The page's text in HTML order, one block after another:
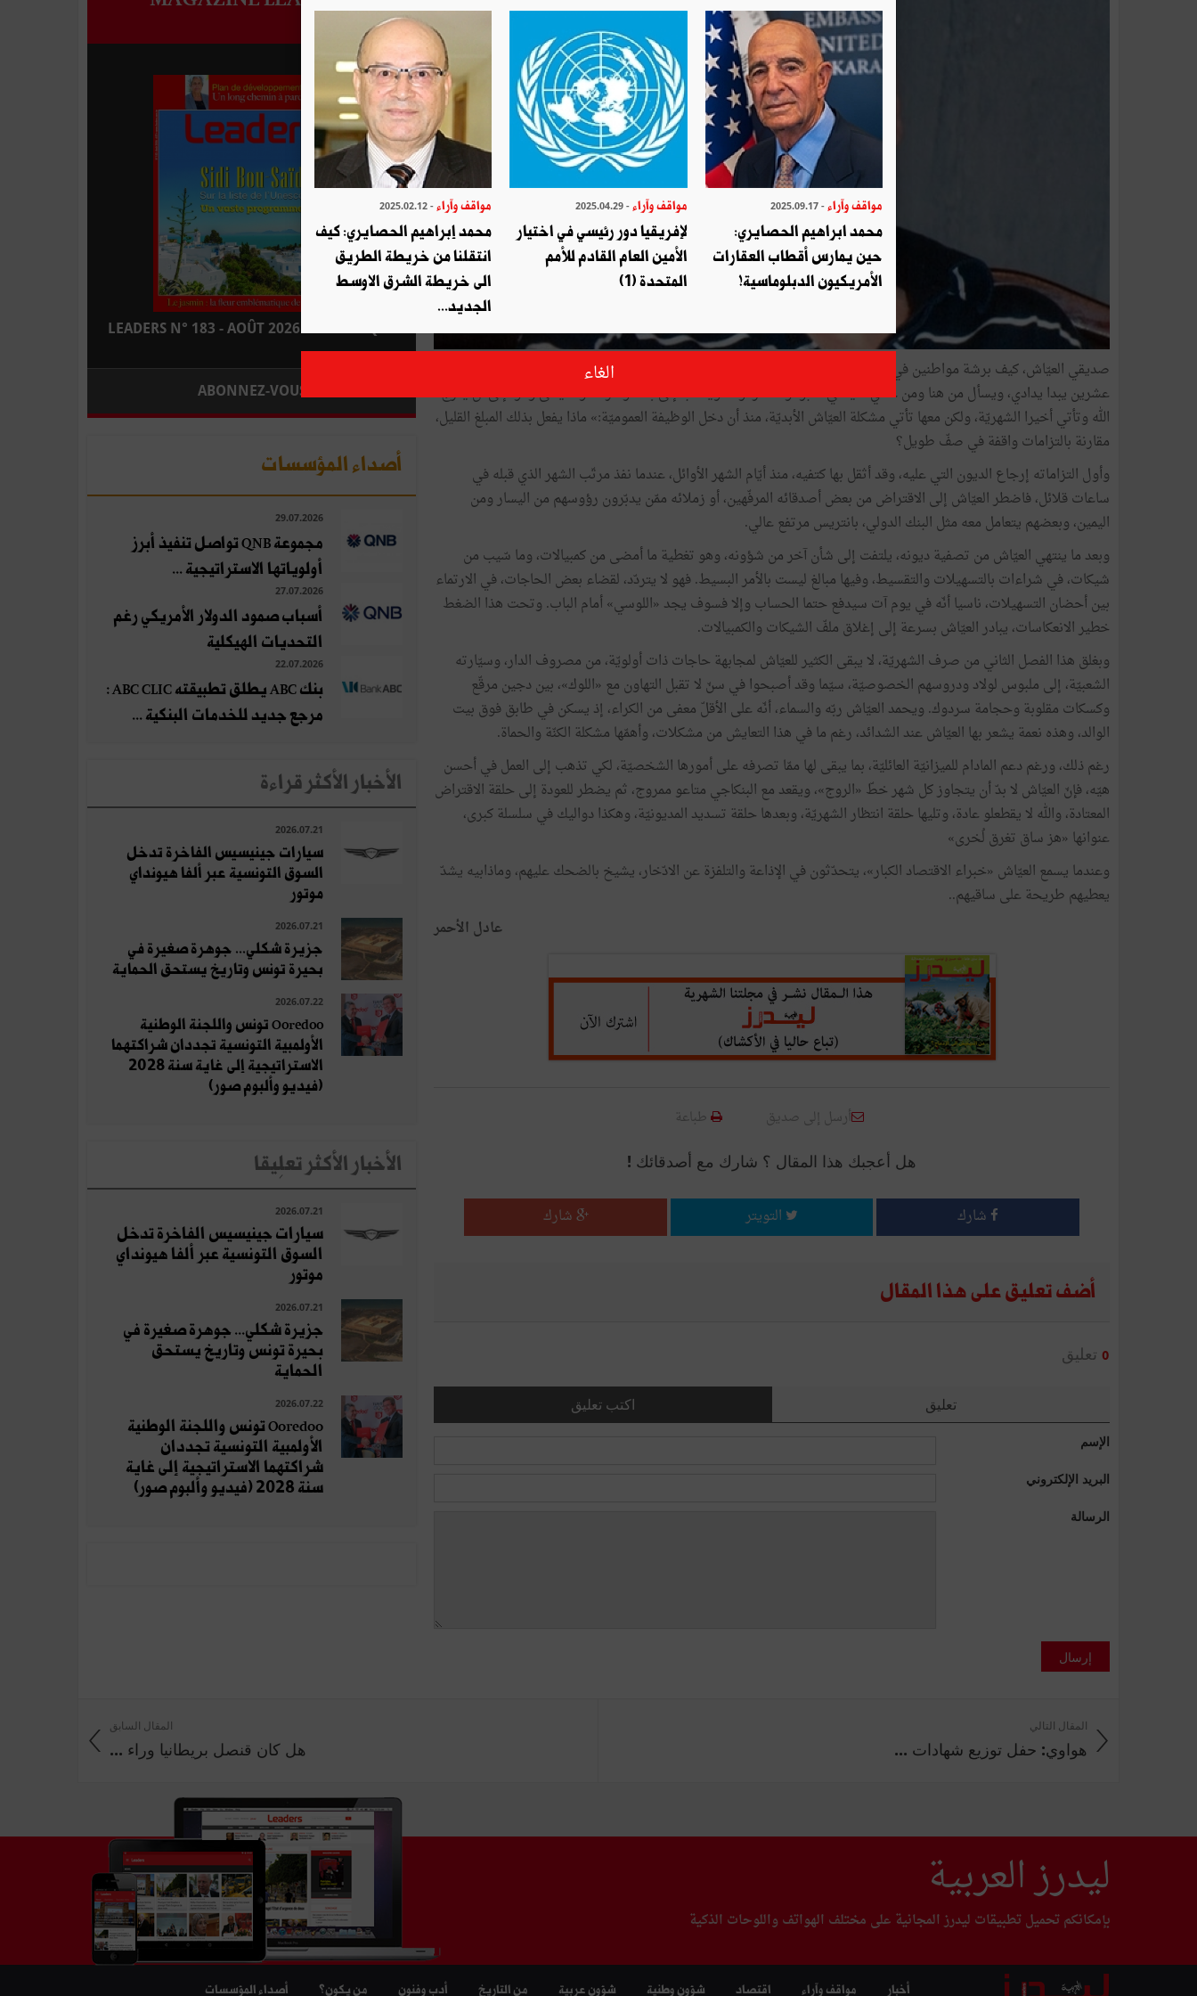
صديقي العيّاش، كيف برشة مواطنين في البلاد هاذية، عايش على شهريّة، ينتظر راس الشهر، على أحرّ من الجمر، ومن نهار
عشرين يبدا يدادي، ويسأل من هنا ومن غادي:» ياخي صبّوا والا مازالوا؟، ويذهب إلى بانكتو مرات وما يلقى والو، إلى أن يفرج
الله وتأتي أخيرا الشهريّة، ولكن معها تأتي مشكلة العيّاش الأبديّة، منذ أن دخل الوظيفة العموميّة:» ماذا يفعل بذلك المبلغ القليل،
مقارنة بالتزامات واقفة في صفّ طويل؟
وأول التزاماته إرجاع الديون التي عليه، وقد أثقل بها كتفيه، منذ أيّام الشهر الأوائل، عندما نفذ مرتّب الشهر الذي قبله في
ساعات قلائل، فاضطر العيّاش إلى الاقتراض من بعض أصدقائه المرفّهين، أو زملائه ممّن يدبّرون رؤوسهم من اليسار ومن
اليمين، وبعضهم يتعامل معه مثل البنك الدولي، بانتريس مرتفع عالي.
وبعد ما ينتهي العيّاش من تصفية ديونه، يلتفت إلى شأن آخر من شؤونه، وهو تغطية ما أمضى من كمبيالات، وما سّيب من
شيكات، في شراءات بالتسهيلات والتقسيط، وفيها مبالغ ليست بالأمر البسيط. فهو لا يتردّد، لقضاء بعض الحاجات، في الارتماء
بين أحضان التسهيلات، ناسيا أنّه في يوم آت سيدفع حتما الحساب وإلا فسوف يجد «اللوسي» أمام الباب. وتحت هذا الضغط
خطير الانعكاسات، يبادر العيّاش بسرعة إلى إغلاق ملفّ الشيكات والكمبيالات.
وبغلق هذا الفصل الثاني من صرف الشهريّة، لا يبقى الكثير للعيّاش لمجابهة حاجات ذات أولويّة، من مصروف الدار، وسيّارته
الشعبيّة، إلى ملبوس لولاد ودروسهم الخصوصيّة، سيّما وقد أصبحوا في سنّ لا تقبل التهاون مع «اللوك»، بين دجين مرقّع
وكسكات مقلوبة وحجامة سردوك. ويحمد العيّاش ربّه والسماء، أنّه على الأقلّ معفى من الكراء، إذ يسكن في طابق فوق بيت
الوالد، وهذه نعمة يشعر بها العيّاش عند الشدائد، رغم ما في هذا التعايش من مشكلات، وأهمّها مشكلة الكنّة والحماة.
رغم ذلك، ورغم دعم المادام للميزانيّة العائليّة، بما يبقى لها ممّا تصرفه على أمورها الشخصيّة، لكي تذهب إلى العمل في أحسن
هيّه، فإنّ العيّاش لا بدّ أن يتجاوز كل شهر خطّ «الروج»، ويقعد مع البنكاجي متاعو ممروج، ثم يضطر للعودة إلى حلقة الاقتراض
المعتادة، والله لا يقطعلو عادة، وتليها حلقة انتظار الشهريّة، وبعدها حلقة تسديد المديونيّة، وهكذا دواليك في سلسلة كبرى،
عنوانها «هز ساق تغرق لُخرى»
وعندما يسمع العيّاش «خبراء الاقتصاد الكبار»، يتحدّثون في الإذاعة والتلفزة عن الادّخار، يشيخ بالضحك عليهم، وماذابيه يشدّ
يعطيهم طريحة على ساقيهم..
عادل الأحمر
أرسل إلى صديق طباعة
هل أعجبك هذا المقال ؟ شارك مع أصدقائك !
شارك التويتر شارك
أضف تعليق على هذا المقال
0 تعليق
اكتب تعليق تعليق
الإسم
البريد الإلكتروني
الرسالة
إرسال
LEADERS N° 183 - AOÛT 2026 : EN KIOSQUE
ABONNEZ-VOUS
أصداء المؤسسات
29.07.2026
مجموعة QNB تواصل تنفيذ أبرز
أولوياتها الاستراتيجية ...
27.07.2026
أسباب صمود الدولار الأمريكي رغم
التحديات الهيكلية
22.07.2026
بنك ABC يطلق تطبيقته ABC CLIC :
مرجع جديد للخدمات البنكية ...
الأخبار الأكثر قراءة
2026.07.21
سيارات جينيسيس الفاخرة تدخل
السوق التونسية عبر ألفا هيونداي
موتور
2026.07.21
جزيرة شكلي... جوهرة صغيرة في
بحيرة تونس وتاريخ يستحق الحماية
2026.07.22
Ooredoo تونس واللجنة الوطنية
الأولمبية التونسية تجددان شراكتهما
الاستراتيجية إلى غاية سنة 2028
(فيديو وألبوم صور)
الأخبار الأكثر تعلِيقا
2026.07.21
سيارات جينيسيس الفاخرة تدخل
السوق التونسية عبر ألفا هيونداي
موتور
2026.07.21
جزيرة شكلي... جوهرة صغيرة في
بحيرة تونس وتاريخ يستحق
الحماية
2026.07.22
Ooredoo تونس واللجنة الوطنية
الأولمبية التونسية تجددان
شراكتهما الاستراتيجية إلى غاية
سنة 2028 (فيديو وألبوم صور)
المقال السابق
هل كان قنصل بريطانيا وراء ...
المقال التالي
هواوي: حفل توزيع شهادات ...
ليدرز العربية
بإمكانكم تحميل تطبيقات ليدرز المجانية على مختلف الهواتف واللوحات الذكية
أخبار مواقف وآراء اقتصاد شؤون وطنية شؤون عربية من التاريخ أدب وفنون من يكون؟ أصداء المؤسسات
مواقف وآراء - 2025.09.17
محمد ابراهيم الحصايري:
حين يمارس أقطاب العقارات
الأمريكيون الدبلوماسية!
مواقف وآراء - 2025.04.29
لإفريقيا دور رئيسي في اختيار
الأمين العام القادم للأمم
المتحدة (1)
مواقف وآراء- 2025.02.12
محمد إبراهيم الحصايري: كيف
انتقلنا من خريطة الطريق
الى خريطة الشرق الاوسط
الجديد...
الغاء